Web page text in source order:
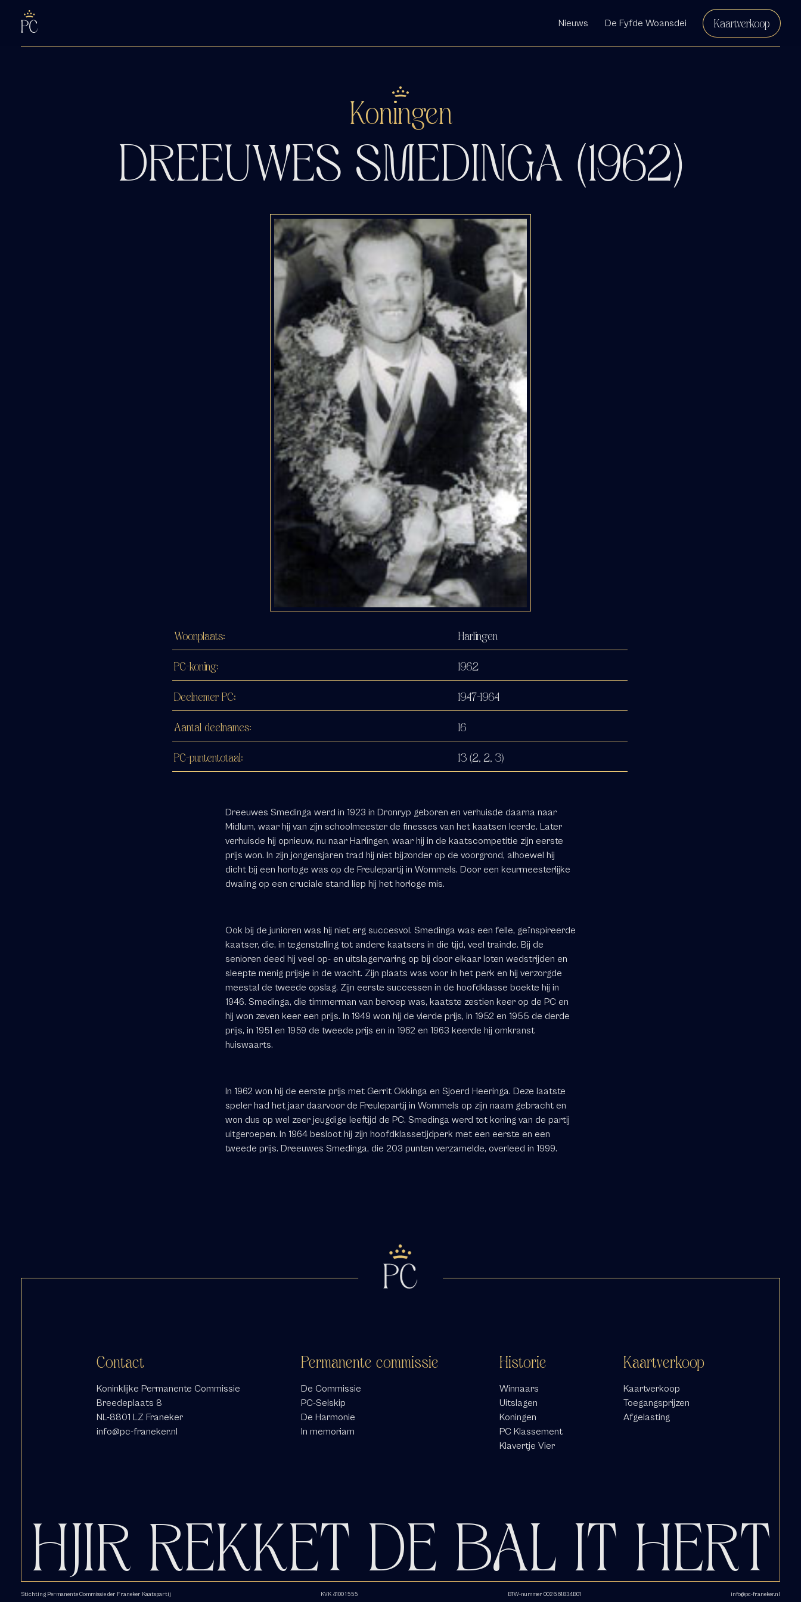
Nieuws De Fyfde Woansdei Kaartverkoop
Koningen
DREEUWES SMEDINGA (1962)
Woonplaats: Harlingen
PC-koning: 1962
Deelnemer PC: 1947-1964
Aantal deelnames: 16
PC-puntentotaal: 13 (2, 2, 3)
Dreeuwes Smedinga werd in 1923 in Dronryp geboren en verhuisde daarna naar
Midlum, waar hij van zijn schoolmeester de finesses van het kaatsen leerde. Later
verhuisde hij opnieuw, nu naar Harlingen, waar hij in de kaatscompetitie zijn eerste
prijs won. In zijn jongensjaren trad hij niet bijzonder op de voorgrond, alhoewel hij
dicht bij een horloge was op de Freulepartij in Wommels. Door een keurmeesterlijke
dwaling op een cruciale stand liep hij het horloge mis.
Ook bij de junioren was hij niet erg succesvol. Smedinga was een felle, geïnspireerde
kaatser, die, in tegenstelling tot andere kaatsers in die tijd, veel trainde. Bij de
senioren deed hij veel op­- en uitslagervaring op bij door ­elkaar ­loten wedstrijden en
sleepte menig prijsje in de wacht. Zijn plaats was voor in het perk en hij verzorgde
meestal de tweede opslag. Zijn eerste successen in de hoofdklasse boekte hij in
1946. Smedinga, die timmerman van beroep was, kaatste zestien keer op de PC en
hij won zeven keer een prijs. In 1949 won hij de vierde prijs, in 1952 en 1955 de derde
prijs, in 1951 en 1959 de tweede prijs en in 1962 en 1963 keerde hij omkranst
huiswaarts.
In 1962 won hij de eerste prijs met Gerrit Okkinga en Sjoerd Heeringa. Deze laatste
speler had het jaar daarvoor de Freulepartij in Wommels op zijn naam gebracht en
won dus op wel zeer jeugdige leeftijd de PC. Smedinga werd tot koning van de partij
uitgeroepen. In 1964 besloot hij zijn hoofdklassetijdperk met een eerste en een
tweede prijs. Dreeuwes Smedinga, die 203 punten verzamelde, overleed in 1999.
Contact
Koninklijke Permanente Commissie
Breedeplaats 8
NL-8801 LZ Franeker
info@pc-franeker.nl
Permanente commissie
De Commissie
PC-Selskip
De Harmonie
In memoriam
Historie
Winnaars
Uitslagen
Koningen
PC Klassement
Klavertje Vier
Kaartverkoop
Kaartverkoop
Toegangsprijzen
Afgelasting
HJIR REKKET DE BAL IT HERT
Stichting Permanente Commissie der Franeker Kaatspartij KVK 4100 1555 BTW-nummer 0026.61.834B01 info@pc-franeker.nl